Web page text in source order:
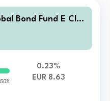
Bond Fund E Clas
0.23%
EUR 8.63